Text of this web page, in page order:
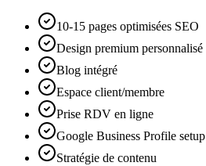
10-15 pages optimisées SEO
Design premium personnalisé
Blog intégré
Espace client/membre
Prise RDV en ligne
Google Business Profile setup
Stratégie de contenu